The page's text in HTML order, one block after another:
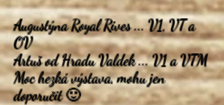
Augustýna Royal Rives ... V1, VT a
OV
Artuš od Hradu Valdek ... V1 a VTM
Moc hezká výstava, mohu jen
doporučit 🙂